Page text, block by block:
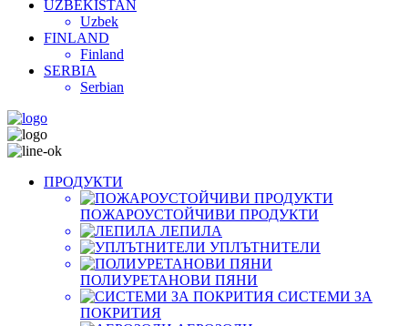
UZBEKISTAN
Uzbek
FINLAND
Finland
SERBIA
Serbian
ПРОДУКТИ
ПОЖАРОУСТОЙЧИВИ ПРОДУКТИ
ЛЕПИЛА
УПЛЪТНИТЕЛИ
ПОЛИУРЕТАНОВИ ПЯНИ
СИСТЕМИ ЗА
ПОКРИТИЯ